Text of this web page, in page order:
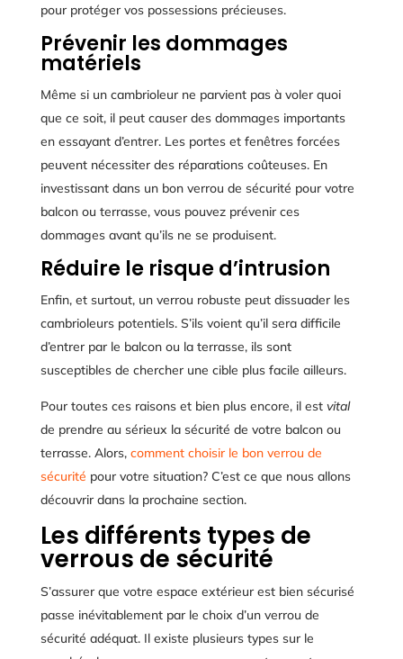
pour protéger vos possessions précieuses.
Prévenir les dommages
matériels
Même si un cambrioleur ne parvient pas à voler quoi
que ce soit, il peut causer des dommages importants
en essayant d’entrer. Les portes et fenêtres forcées
peuvent nécessiter des réparations coûteuses. En
investissant dans un bon verrou de sécurité pour votre
balcon ou terrasse, vous pouvez prévenir ces
dommages avant qu’ils ne se produisent.
Réduire le risque d’intrusion
Enfin, et surtout, un verrou robuste peut dissuader les
cambrioleurs potentiels. S’ils voient qu’il sera difficile
d’entrer par le balcon ou la terrasse, ils sont
susceptibles de chercher une cible plus facile ailleurs.
Pour toutes ces raisons et bien plus encore, il est vital
de prendre au sérieux la sécurité de votre balcon ou
terrasse. Alors, comment choisir le bon verrou de
sécurité pour votre situation? C’est ce que nous allons
découvrir dans la prochaine section.
Les différents types de
verrous de sécurité
S’assurer que votre espace extérieur est bien sécurisé
passe inévitablement par le choix d’un verrou de
sécurité adéquat. Il existe plusieurs types sur le